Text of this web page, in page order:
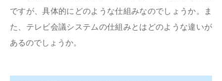
ですが、具体的にどのような仕組みなのでしょうか。ま
た、テレビ会議システムの仕組みとはどのような違いが
あるのでしょうか。